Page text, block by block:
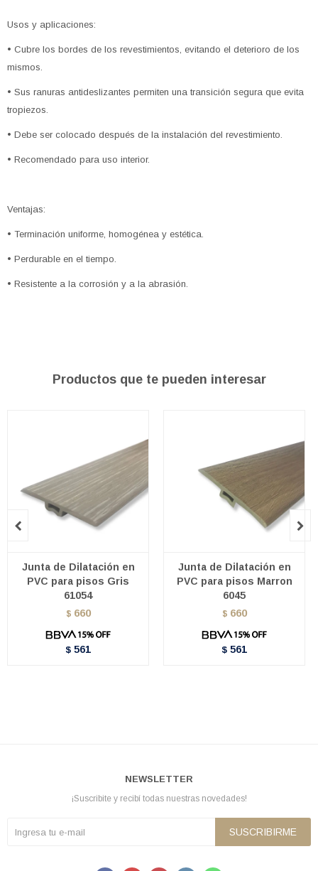
Usos y aplicaciones:
• Cubre los bordes de los revestimientos, evitando el deterioro de los
mismos.
• Sus ranuras antideslizantes permiten una transición segura que evita
tropiezos.
• Debe ser colocado después de la instalación del revestimiento.
• Recomendado para uso interior.
Ventajas:
• Terminación uniforme, homogénea y estética.
• Perdurable en el tiempo.
• Resistente a la corrosión y a la abrasión.
Productos que te pueden interesar
Junta de Dilatación en
PVC para pisos Gris
61054
$ 660
$ 561
Junta de Dilatación en
PVC para pisos Marron
6045
$ 660
$ 561
 
NEWSLETTER
¡Suscribite y recibí todas nuestras novedades!
SUSCRIBIRME